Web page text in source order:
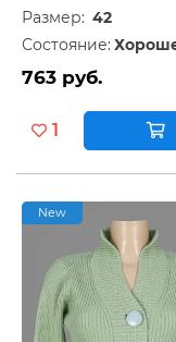
Размер: 42
Состояние:
763 руб.
1
New